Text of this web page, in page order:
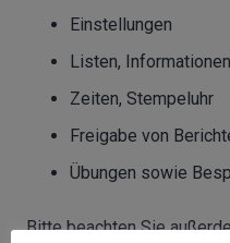
Einstellungen
Listen, Informationen
Zeiten, Stempeluhr
Freigabe von
Übungen sowie
Bitte beachten Sie